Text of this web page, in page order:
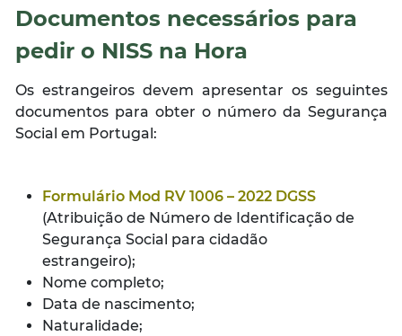
Documentos necessários para
pedir o NISS na Hora
Os estrangeiros devem apresentar os seguintes
documentos para obter o número da Segurança
Social em Portugal:
Formulário Mod RV 1006 – 2022 DGSS
(Atribuição de Número de Identificação de
Segurança Social para cidadão
estrangeiro);
Nome completo;
Data de nascimento;
Naturalidade;